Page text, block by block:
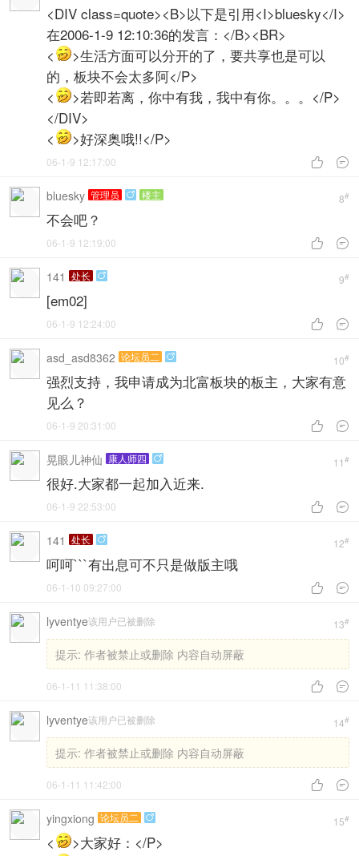
<DIV class=quote><B>以下是引用<I>bluesky</I>
在2006-1-9 12:10:36的发言：</B><BR>
<
>生活方面可以分开的了，要共享也是可以
的，板块不会太多阿</P>
<
>若即若离，你中有我，我中有你。。。</P>
</DIV>
<
>好深奥哦!!</P>
 
06-1-9 12:17:00
8#
bluesky 管理员  楼主
不会吧？
 
06-1-9 12:19:00
9#
141 处长 
[em02]
 
06-1-9 12:24:00
10#
asd_asd8362 论坛员二 
强烈支持，我申请成为北富板块的板主，大家有意
见么？
 
06-1-9 20:31:00
11 #
晃眼儿神仙 康人师四 
很好.大家都一起加入近来.
 
06-1-9 22:53:00
12#
141 处长 
呵呵```有出息可不只是做版主哦
 
06-1-10 09:27:00
13#
lyventye该用户已被删除
提示: 作者被禁止或删除 内容自动屏蔽
 
06-1-11 11:38:00
14#
lyventye该用户已被删除
提示: 作者被禁止或删除 内容自动屏蔽
 
06-1-11 11:42:00
15#
yingxiong 论坛员二 
<
>大家好：</P>